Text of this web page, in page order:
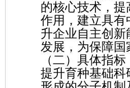
的核心技术，
作用，建立具
升企业自主创
发展，为保障
（二）具体指标
提升育种基础